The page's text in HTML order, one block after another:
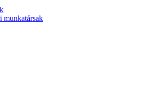
munkatársak